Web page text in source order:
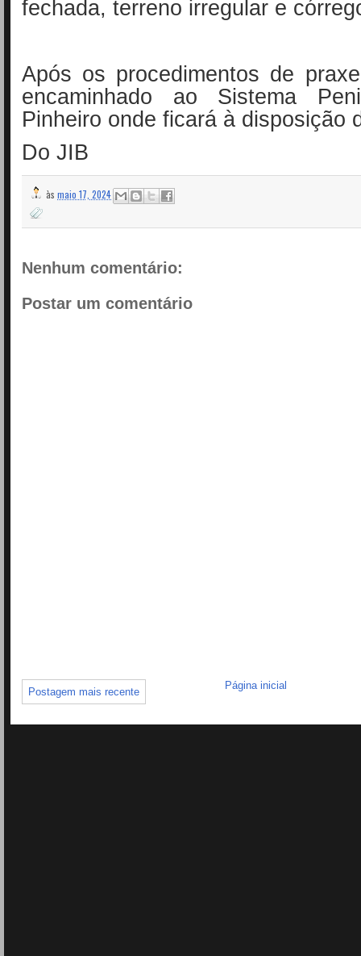
fechada, terreno irregular e
Após os procedimentos de
encaminhado ao Sistema
Pinheiro onde ficará à disposição
Do JIB
às maio 17, 2024
Nenhum comentário:
Postar um comentário
Postagem mais recente
Página inicial